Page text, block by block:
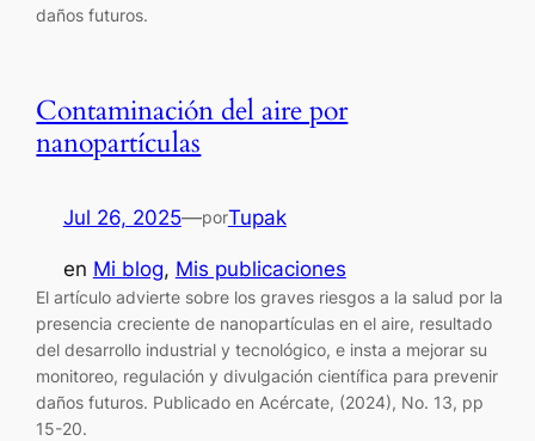
daños futuros.
Contaminación del aire por
nanopartículas
Jul 26, 2025—porTupak
en Mi blog, Mis publicaciones
El artículo advierte sobre los graves riesgos a la salud por la
presencia creciente de nanopartículas en el aire, resultado
del desarrollo industrial y tecnológico, e insta a mejorar su
monitoreo, regulación y divulgación científica para prevenir
daños futuros. Publicado en Acércate, (2024), No. 13, pp
15-20.